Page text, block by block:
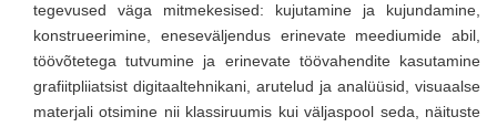
tegevused väga mitmekesised: kujutamine ja kujundamine,
konstrueerimine, eneseväljendus erinevate meediumide abil,
töövõtetega tutvumine ja erinevate töövahendite kasutamine
grafiitpliiatsist digitaaltehnikani, arutelud ja analüüsid, visuaalse
materjali otsimine nii klassiruumis kui väljaspool seda, näituste